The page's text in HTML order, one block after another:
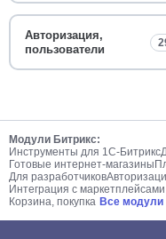
Авторизация,
пользователи
Модули Битрикс:
Инструменты для 1С-Битрикс
Готовые интернет-магазины
Для разработчиков
Интеграция с
Корзина, покупка Все